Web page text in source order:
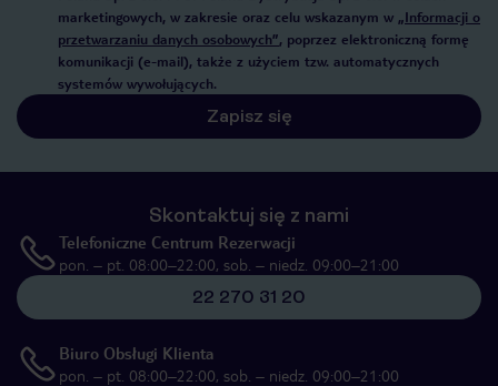
marketingowych, w zakresie oraz celu wskazanym w „Informacji o
przetwarzaniu danych osobowych”, poprzez elektroniczną formę
komunikacji (e-mail), także z użyciem tzw. automatycznych
systemów wywołujących.
Zapisz się
Skontaktuj się z nami
Telefoniczne Centrum Rezerwacji
pon. – pt. 08:00–22:00, sob. – niedz. 09:00–21:00
22 270 31 20
Biuro Obsługi Klienta
pon. – pt. 08:00–22:00, sob. – niedz. 09:00–21:00